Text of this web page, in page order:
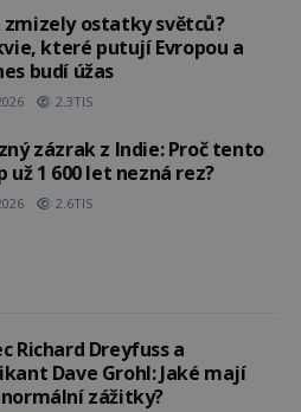
zmizely ostatky světců?
které putují Evropou a
budí úžas
2.3TIS
zázrak z Indie: Proč tento
už 1 600 let nezná rez?
2.6TIS
Richard Dreyfuss a
Dave Grohl: Jaké mají
zážitky?